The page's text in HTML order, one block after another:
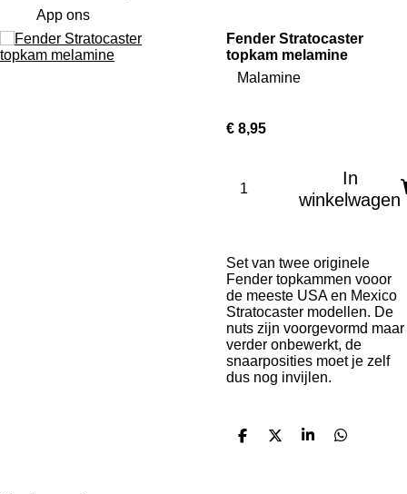
App ons
Fender Stratocaster
topkam melamine
Malamine
€ 8,95
In
winkelwagen
Set van twee originele
Fender topkammen vooor
de meeste USA en Mexico
Stratocaster modellen. De
nuts zijn voorgevormd maar
verder onbewerkt, de
snaarposities moet je zelf
dus nog invijlen.
D
D
S
D